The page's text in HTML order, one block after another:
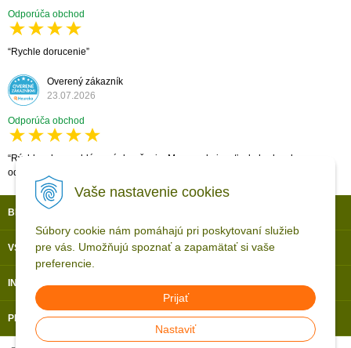
Vaše nastavenie cookies
Súbory cookie nám pomáhajú pri poskytovaní služieb
pre vás. Umožňujú spoznať a zapamätať si vaše
preferencie.
Prijať
Nastaviť
Odporúča obchod
Rychle dorucenie
Overený zákazník
23.07.2026
Odporúča obchod
Rýchle a bezproblémové doručenie. Max. spokojnosť, obchod vrelo
odporúčam.
BLACK SHARK S.R.O.
VŠETKO O NÁKUPE
INFORMÁCIE
PRIHLÁSENIE